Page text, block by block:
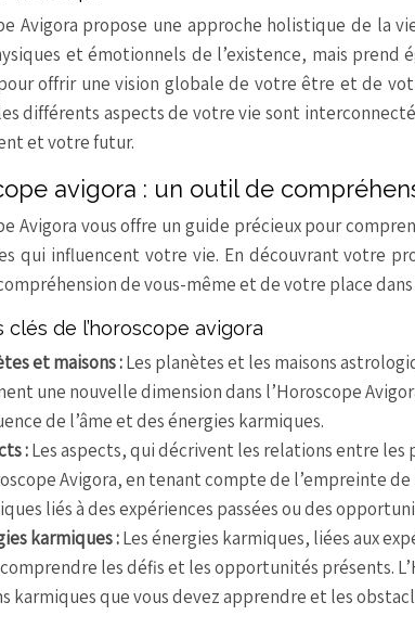
Avigora propose une approche holistique de la
et émotionnels de l’existence, mais
offrir une vision globale de votre être et de
différents aspects de votre vie sont
et votre futur.
avigora : un outil de
Avigora vous offre un guide précieux pour
qui influencent votre vie. En découvrant votre
de vous-même et de votre place
clés de l’horoscope avigora
et maisons :Les planètes et les maisons
une nouvelle dimension dans l’Horoscope
de l’âme et des énergies karmiques.
:Les aspects, qui décrivent les relations entre
Avigora, en tenant compte de l’empreinte
liés à des expériences passées ou des
karmiques :Les énergies karmiques, liées aux
les défis et les opportunités présents.
karmiques que vous devez apprendre et les